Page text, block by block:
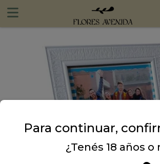
Para continuar,
¿Tenés 18 años o